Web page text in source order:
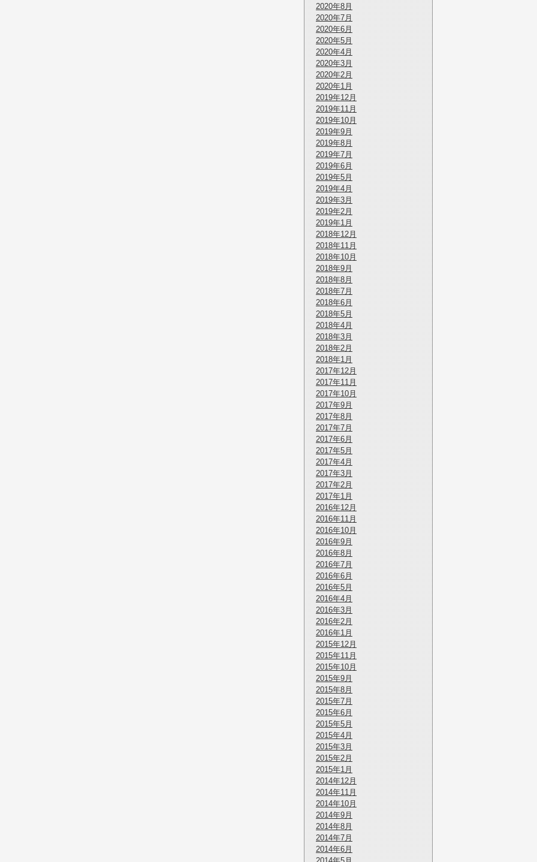
2020年8月
2020年7月
2020年6月
2020年5月
2020年4月
2020年3月
2020年2月
2020年1月
2019年12月
2019年11月
2019年10月
2019年9月
2019年8月
2019年7月
2019年6月
2019年5月
2019年4月
2019年3月
2019年2月
2019年1月
2018年12月
2018年11月
2018年10月
2018年9月
2018年8月
2018年7月
2018年6月
2018年5月
2018年4月
2018年3月
2018年2月
2018年1月
2017年12月
2017年11月
2017年10月
2017年9月
2017年8月
2017年7月
2017年6月
2017年5月
2017年4月
2017年3月
2017年2月
2017年1月
2016年12月
2016年11月
2016年10月
2016年9月
2016年8月
2016年7月
2016年6月
2016年5月
2016年4月
2016年3月
2016年2月
2016年1月
2015年12月
2015年11月
2015年10月
2015年9月
2015年8月
2015年7月
2015年6月
2015年5月
2015年4月
2015年3月
2015年2月
2015年1月
2014年12月
2014年11月
2014年10月
2014年9月
2014年8月
2014年7月
2014年6月